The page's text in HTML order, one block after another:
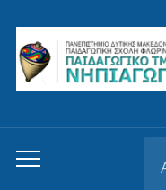
Εναλλαγή